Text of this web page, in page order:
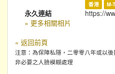
香港
M-
永久連結
https://
» 更多相關相片
« 返回前頁
注意：為保障私隱，二零零八年或以
非必要之人臉模糊處理